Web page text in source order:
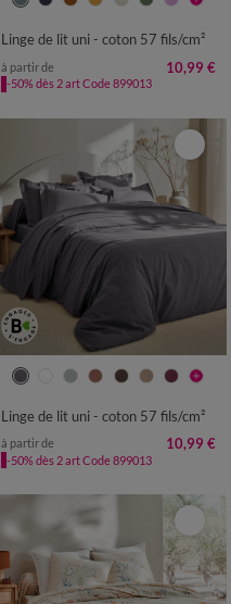
Linge de lit uni - coton 57 fils/cm²
à partir de 10,99 €
-50% dès 2 art Code 899013
Linge de lit uni - coton 57 fils/cm²
à partir de 10,99 €
-50% dès 2 art Code 899013